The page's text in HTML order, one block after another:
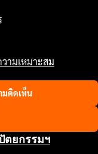
ามเหมาะสม
มคิดเห็น
ตยกรรมฯ